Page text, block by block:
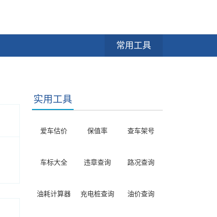
常用工具
实用工具
爱车估价 保值率 查车架号
车标大全 违章查询 路况查询
油耗计算器 充电桩查询 油价查询